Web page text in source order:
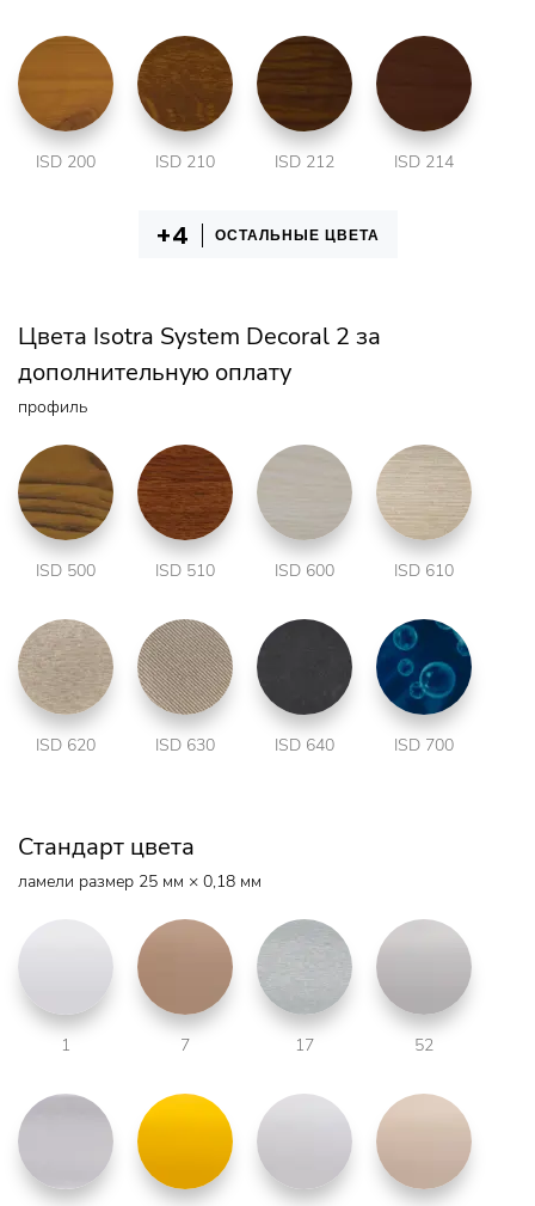
ISD 200 ISD 210 ISD 212 ISD 214
ОСТАЛЬНЫЕ ЦВЕТА
Цвета Isotra System Decoral 2 за
дополнительную оплату
профиль
ISD 500 ISD 510 ISD 600 ISD 610
ISD 620 ISD 630 ISD 640 ISD 700
Стандарт цвета
ламели размер 25 мм × 0,18 мм
1 7 17 52